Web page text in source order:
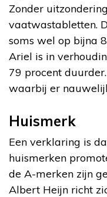
Zonder
vaatwastabletten.
soms wel op bijna
Ariel is in
79 procent
waarbij er
Huismerk
Een verklaring is
huismerken
de A-merken zijn
Albert Heijn richt